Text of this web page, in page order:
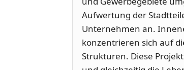
Aufwertung der
Unternehmen an.
konzentrieren sich auf
Strukturen. Diese